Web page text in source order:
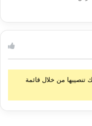
تنصيبها من خلال قائمة